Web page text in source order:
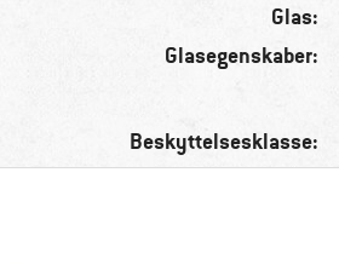
Glas:
Glasegenskaber:
Beskyttelsesklasse: